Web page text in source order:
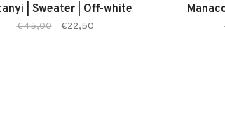
| Sweater | Off-white
€45,00 €22,50